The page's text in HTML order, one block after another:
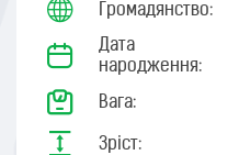
Громадянство:
Дата
народження:
Вага:
Зріст: